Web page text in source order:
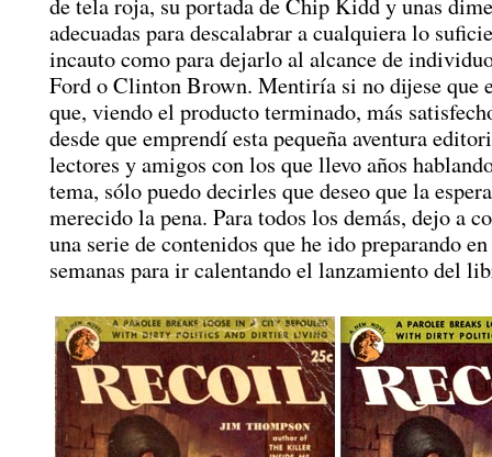
de tela roja, su portada de Chip Kidd y unas
adecuadas para descalabrar a cualquiera lo
incauto como para dejarlo al alcance de
Ford o Clinton Brown. Mentiría si no dijese que
que, viendo el producto terminado, más
desde que emprendí esta pequeña aventura
lectores y amigos con los que llevo años
tema, sólo puedo decirles que deseo que la
merecido la pena. Para todos los demás, dejo a
una serie de contenidos que he ido preparando
semanas para ir calentando el lanzamiento del